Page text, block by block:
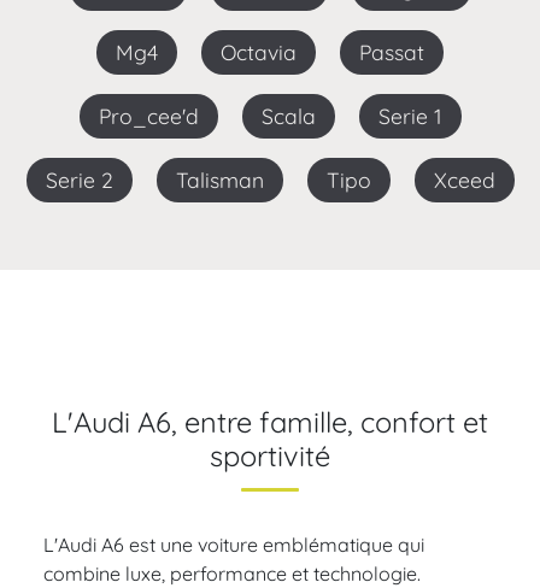
Mg4 Octavia Passat
Pro_cee'd Scala Serie 1
Serie 2 Talisman Tipo Xceed
L'Audi A6, entre famille, confort et
sportivité
L'Audi A6 est une voiture emblématique qui
combine luxe, performance et technologie.